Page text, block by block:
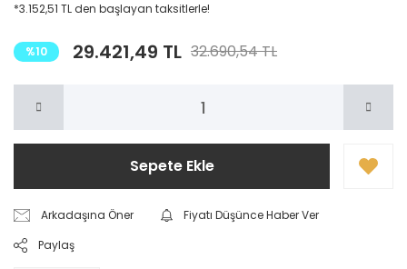
*3.152,51 TL den başlayan taksitlerle!
%10 29.421,49 TL 32.690,54 TL
Sepete Ekle
Arkadaşına Öner
Fiyatı Düşünce Haber Ver
Paylaş